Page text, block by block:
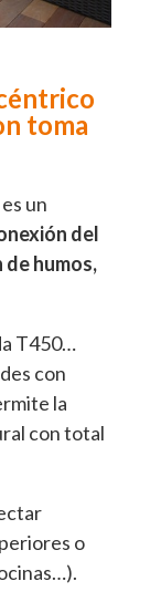
toma
un
del
humos,
T450…
con
la
con total
o